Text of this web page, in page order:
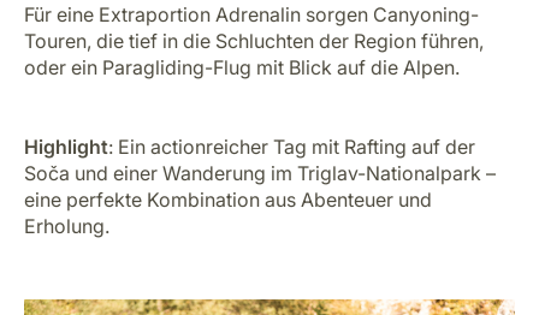
Für eine Extraportion Adrenalin sorgen Canyoning-
Touren, die tief in die Schluchten der Region führen,
oder ein Paragliding-Flug mit Blick auf die Alpen.
Highlight: Ein actionreicher Tag mit Rafting auf der
Soča und einer Wanderung im Triglav-Nationalpark –
eine perfekte Kombination aus Abenteuer und
Erholung.